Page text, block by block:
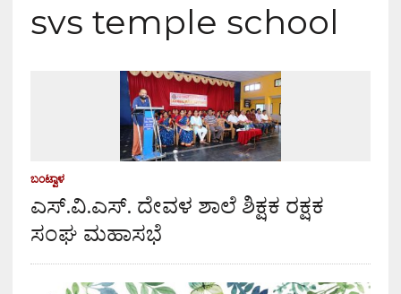
svs temple school
ಬಂಟ್ವಾಳ
ಎಸ್.ವಿ.ಎಸ್. ದೇವಳ ಶಾಲೆ ಶಿಕ್ಷಕ ರಕ್ಷಕ
ಸಂಘ ಮಹಾಸಭೆ